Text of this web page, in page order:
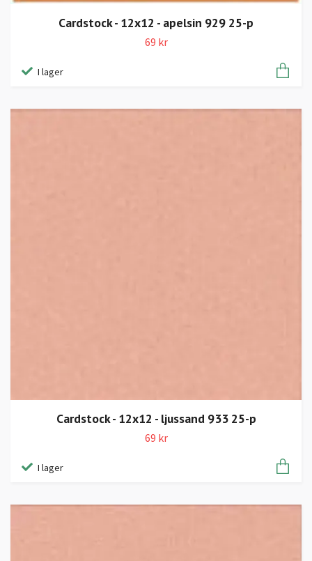
Cardstock - 12x12 - apelsin 929 25-p
69 kr
I lager
Cardstock - 12x12 - ljussand 933 25-p
69 kr
I lager